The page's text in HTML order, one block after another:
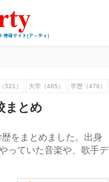
521） 大学（485） 学歴（478）
まとめ
をまとめました。出身
っていた音楽や、歌手デ